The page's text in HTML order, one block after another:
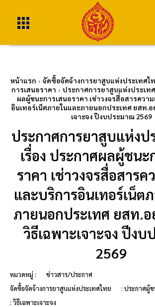
หน้าแรก จัดซื้อจัดจ้างการยาสูบแห่งประเทศไ
การเสนอราคา
ประกาศการยาสูบแห่งประเท
ผลผู้ชนะการเสนอราคา เช่าวงจรสื่อสารควา
อินเทอร์เน็ตภายในและภายนอกประเทศ ยสท.อ
เจาะจง ปีงบประมาณ 2569
ประกาศการยาสูบแห่งป
เรื่อง ประกาศผลผู้ชนะ
ราคา เช่าวงจรสื่อสารค
และบริการอินเทอร์เน็ต
ภายนอกประเทศ ยสท.อ
วิธีเฉพาะเจาะจง ปีง
2569
หมวดหมู่ :
ข่าวสาร/ประกาศ
จัดซื้อจัดจ้างการยาสูบแห่งประเทศไทย
: ประกาศผู้ช
: วิธีเฉพาะเจาะจง